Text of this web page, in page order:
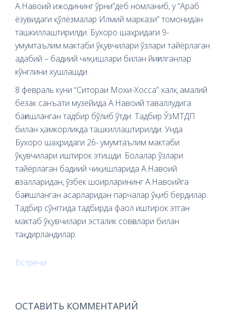
А.Навоий ижодининг ўрни”деб номланиб, у “Араб
ёзувидаги қўлёзмалар Илмий маркази” томонидан
ташкиллаштирилди. Бухоро шаҳридаги 9-
умумтаълим мактаби ўқувчилари ўзлари тайёрлаган
адабий – бадиий чиқишлари билан йиғилганлар
кўнглини хушлашди.
8 февраль куни “Ситораи Мохи-Хосса” халқ амалий
безак санъати музейида А.Навоий таваллудига
бағишланган тадбир бўлиб ўтди. Тадбир ЎзМТДП
билан ҳамкорликда ташкиллаштирилди. Унда
Бухоро шаҳридаги 26- умумтаълим мактаби
ўқувчилари иштирок этишди. Болалар ўзлари
тайёрлаган бадиий чиқишларида А.Навоий
ғазалларидан, ўзбек шоирларининг А.Навоийга
бағишланган асарларидан парчалар ўқиб бердилар.
Тадбир сўнггида тадбирда фаол иштирок этган
мактаб ўқувчилари эсталик совғалари билан
тақдирландилар.
Встречи
ОСТАВИТЬ КОММЕНТАРИЙ